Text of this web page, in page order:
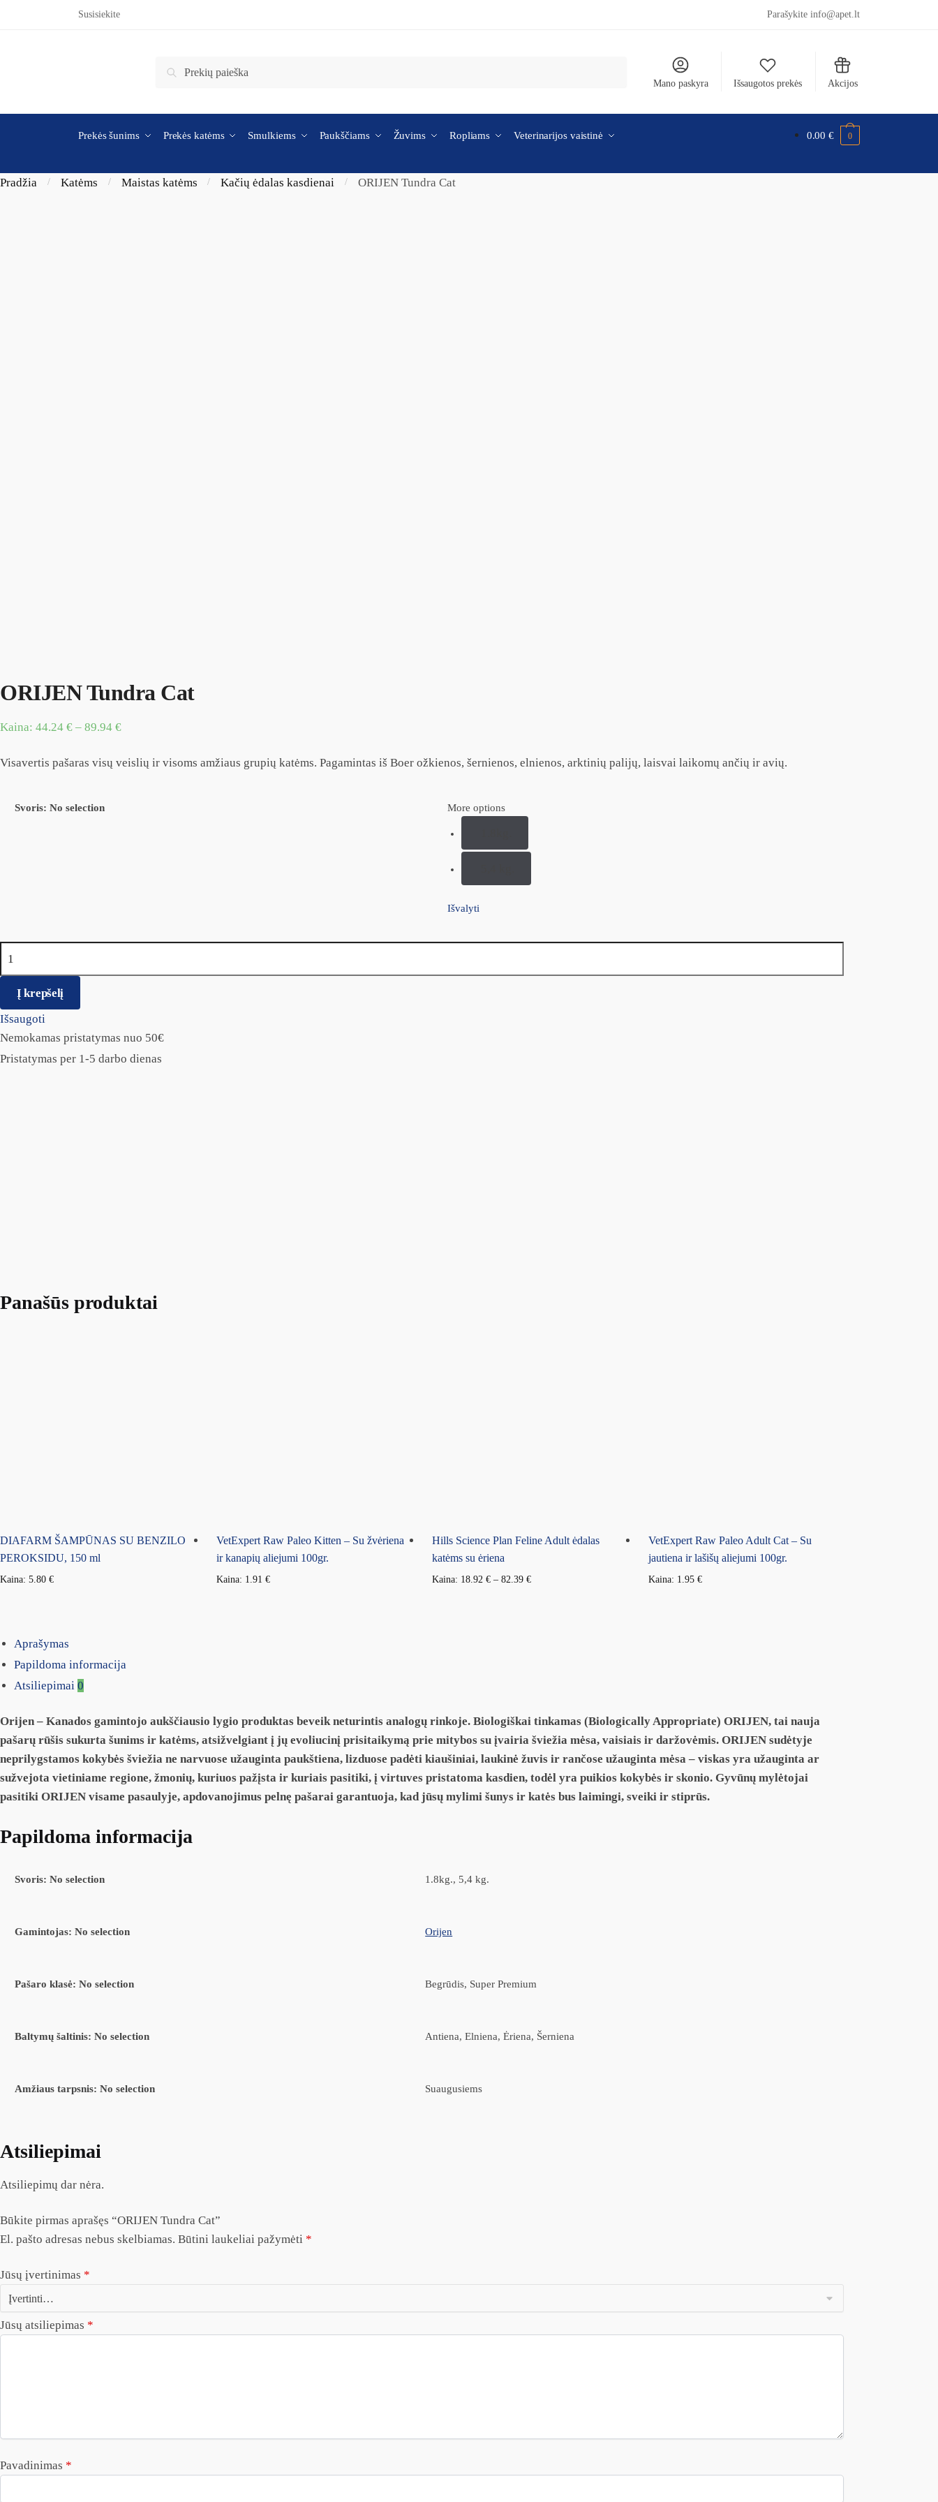
Skip to navigationSusisiekite Parašykite info@apet.lt
Ieškoti:
Ieškoti
Mano paskyra Išsaugotos prekės Akcijos
Prekės šunims Prekės katėms Smulkiems Paukščiams Žuvims Ropliams Veterinarijos vaistinė 0.00€ 0
Pradžia / Katėms / Maistas katėms / Kačių ėdalas kasdienai / ORIJEN Tundra Cat
ORIJEN Tundra Cat
Kaina: 44.24 € – 89.94 €
Visavertis pašaras visų veislių ir visoms amžiaus grupių katėms. Pagamintas iš Boer ožkienos, šernienos, elnienos, arktinių palijų, laisvai laikomų ančių ir avių.
Svoris: No selection More options
Išvalyti
Į krepšelį
Išsaugoti
Nemokamas pristatymas nuo 50€
Pristatymas per 1-5 darbo dienas
Panašūs produktai
DIAFARM ŠAMPŪNAS SU BENZILO
PEROKSIDU, 150 ml
Kaina: 5.80 €
VetExpert Raw Paleo Kitten – Su žvėriena
ir kanapių aliejumi 100gr.
Kaina: 1.91 €
Hills Science Plan Feline Adult ėdalas
katėms su ėriena
Kaina: 18.92€ –82.39€
VetExpert Raw Paleo Adult Cat – Su
jautiena ir lašišų aliejumi 100gr.
Kaina: 1.95€
Aprašymas
Papildoma informacija
Atsiliepimai 0
Orijen – Kanados gamintojo aukščiausio lygio produktas beveik neturintis analogų rinkoje. Biologiškai tinkamas (Biologically Appropriate) ORIJEN, tai nauja
pašarų rūšis sukurta šunims ir katėms, atsižvelgiant į jų evoliucinį prisitaikymą prie mitybos su įvairia šviežia mėsa, vaisiais ir daržovėmis. ORIJEN sudėtyje
neprilygstamos kokybės šviežia ne narvuose užauginta paukštiena, lizduose padėti kiaušiniai, laukinė žuvis ir rančose užauginta mėsa – viskas yra užauginta ar
sužvejota vietiniame regione, žmonių, kuriuos pažįsta ir kuriais pasitiki, į virtuves pristatoma kasdien, todėl yra puikios kokybės ir skonio. Gyvūnų mylėtojai
pasitiki ORIJEN visame pasaulyje, apdovanojimus pelnę pašarai garantuoja, kad jūsų mylimi šunys ir katės bus laimingi, sveiki ir stiprūs.
Papildoma informacija
Svoris: No selection 1.8kg., 5,4 kg.
Gamintojas: No selection Orijen
Pašaro klasė: No selection Begrūdis, Super Premium
Baltymų šaltinis: No selection Antiena, Elniena, Ėriena, Šerniena
Amžiaus tarpsnis: No selection Suaugusiems
Atsiliepimai
Atsiliepimų dar nėra.
Būkite pirmas aprašęs “ORIJEN Tundra Cat”
El. pašto adresas nebus skelbiamas. Būtini laukeliai pažymėti *
Jūsų įvertinimas *
Jūsų atsiliepimas *
Pavadinimas *